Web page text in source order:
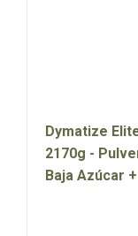
Dymatize
2170g -
Baja Azúcar